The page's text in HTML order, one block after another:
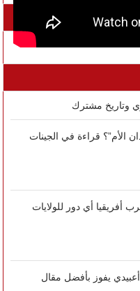
وتاريخ مشترك
الأم”؟ قراءة في الجينات
أفريقيا أي دور للولايات
يفوز بأفضل مقال